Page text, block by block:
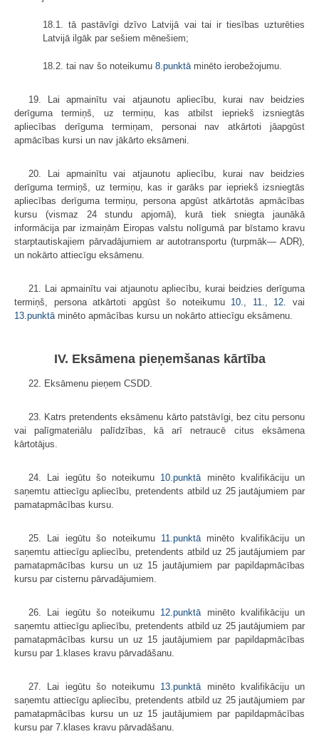
18.1. tā pastāvīgi dzīvo Latvijā vai tai ir tiesības uzturēties
Latvijā ilgāk par sešiem mēnešiem;
18.2. tai nav šo noteikumu 8.punktā minēto ierobežojumu.
19. Lai apmainītu vai atjaunotu apliecību, kurai nav beidzies
derīguma termiņš, uz termiņu, kas atbilst iepriekš izsniegtās
apliecības derīguma termi­ņam, personai nav atkārtoti jāapgūst
apmācības kursi un nav jākārto eksāmeni.
20. Lai apmainītu vai atjaunotu apliecību, kurai nav beidzies
derīguma termiņš, uz termiņu, kas ir garāks par iepriekš izsniegtās
apliecības derīguma termiņu, persona apgūst atkārtotās apmācības
kursu (vismaz 24 stundu apjomā), kurā tiek sniegta jaunākā
informācija par izmaiņām Eiropas valstu nolīgumā par bīstamo kravu
starptautiskajiem pārvadājumiem ar autotransportu (turpmāk— ADR),
un nokārto attiecīgu eksāmenu.
21. Lai apmainītu vai atjaunotu apliecību, kurai beidzies derīguma
termiņš, persona atkārtoti apgūst šo noteikumu 10. 11. 12.vai
13.punktā minēto apmācības kursu un nokārto attiecīgu eksāmenu.
IV. Eksāmena pieņemšanas kārtība
22. Eksāmenu pieņem CSDD.
23. Katrs pretendents eksāmenu kārto patstāvīgi, bez citu personu
vai palīgmateriālu palīdzības, kā arī netraucē citus eksāmena
kārtotājus.
24. Lai iegūtu šo noteikumu 10.punktā minēto kvalifikāciju un
saņemtu attiecīgu apliecību, pretendents atbild uz 25 jautājumiem par
pamatapmācības kursu.
25. Lai iegūtu šo noteikumu 11.punktāminēto kvalifikāciju un
saņemtu attiecīgu apliecību, pretendents atbild uz 25 jautājumiem par
pamatapmācības kursu un uz 15 jautājumiem par papildapmācības
kursu par cisternu pārvadāju­miem.
26. Lai iegūtu šo noteikumu 12.punktā minēto kvalifikāciju un
saņemtu attiecīgu apliecību, pretendents atbild uz 25 jautājumiem par
pamatapmācības kursu un uz 15 jautājumiem par papildapmācības
kursu par 1.klases kravu pārvadāšanu.
27. Lai iegūtu šo noteikumu 13.punktā minēto kvalifikāciju un
saņemtu attiecīgu apliecību, pretendents atbild uz 25 jautājumiem par
pamatapmācības kursu un uz 15 jautājumiem par papildapmācības
kursu par 7.klases kravu pārvadāšanu.